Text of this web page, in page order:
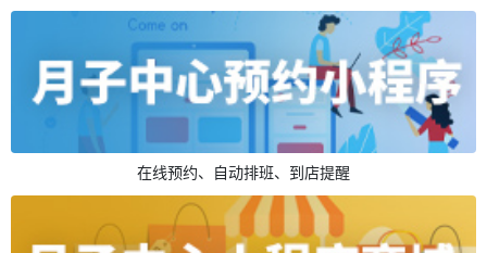
在线预约、自动排班、到店提醒